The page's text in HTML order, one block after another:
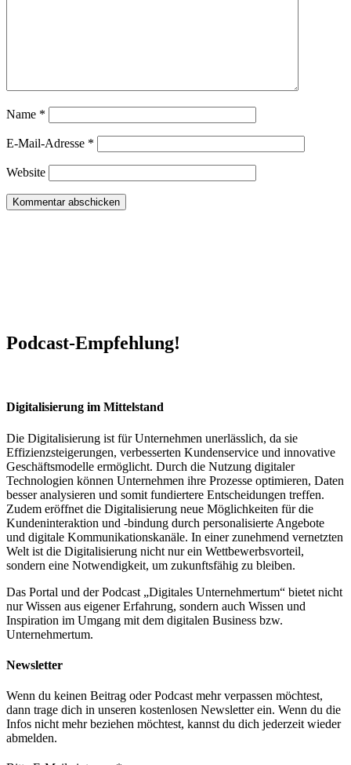
Name *
E-Mail-Adresse *
Website
Podcast-Empfehlung!
Digitalisierung im Mittelstand
Die Digitalisierung ist für Unternehmen unerlässlich, da sie
Effizienzsteigerungen, verbesserten Kundenservice und innovative
Geschäftsmodelle ermöglicht. Durch die Nutzung digitaler
Technologien können Unternehmen ihre Prozesse optimieren, Daten
besser analysieren und somit fundiertere Entscheidungen treffen.
Zudem eröffnet die Digitalisierung neue Möglichkeiten für die
Kundeninteraktion und -bindung durch personalisierte Angebote
und digitale Kommunikationskanäle. In einer zunehmend vernetzten
Welt ist die Digitalisierung nicht nur ein Wettbewerbsvorteil,
sondern eine Notwendigkeit, um zukunftsfähig zu bleiben.
Das Portal und der Podcast „Digitales Unternehmertum“ bietet nicht
nur Wissen aus eigener Erfahrung, sondern auch Wissen und
Inspiration im Umgang mit dem digitalen Business bzw.
Unternehmertum.
Newsletter
Wenn du keinen Beitrag oder Podcast mehr verpassen möchtest,
dann trage dich in unseren kostenlosen Newsletter ein. Wenn du die
Infos nicht mehr beziehen möchtest, kannst du dich jederzeit wieder
abmelden.